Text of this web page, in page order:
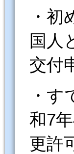
・
国人
交付
・
和7
更許